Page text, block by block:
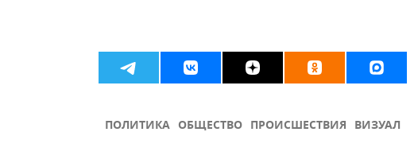
ПОЛИТИКА ОБЩЕСТВО ПРОИСШЕСТВИЯ ВИЗУАЛ